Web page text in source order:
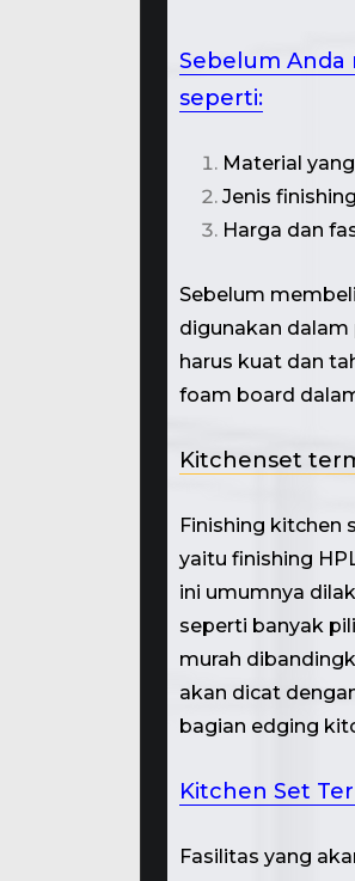
Sebelum
seperti:
Material
Jenis
Harga dan
Sebelum
digunakan dalam
harus kuat dan
foam board
Kitchenset
Finishing kitchen
yaitu finishing
ini umumnya
seperti banyak
murah
akan dicat
bagian edging
Kitchen Set
Fasilitas yang